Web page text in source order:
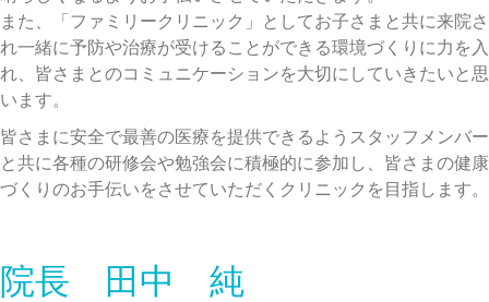
また、「ファミリークリニック」としてお子さまと共に来院さ
れ一緒に予防や治療が受けることができる環境づくりに力を入
れ、皆さまとのコミュニケーションを大切にしていきたいと思
います。
皆さまに安全で最善の医療を提供できるようスタッフメンバー
と共に各種の研修会や勉強会に積極的に参加し、皆さまの健康
づくりのお手伝いをさせていただくクリニックを目指します。
院長 田中 純